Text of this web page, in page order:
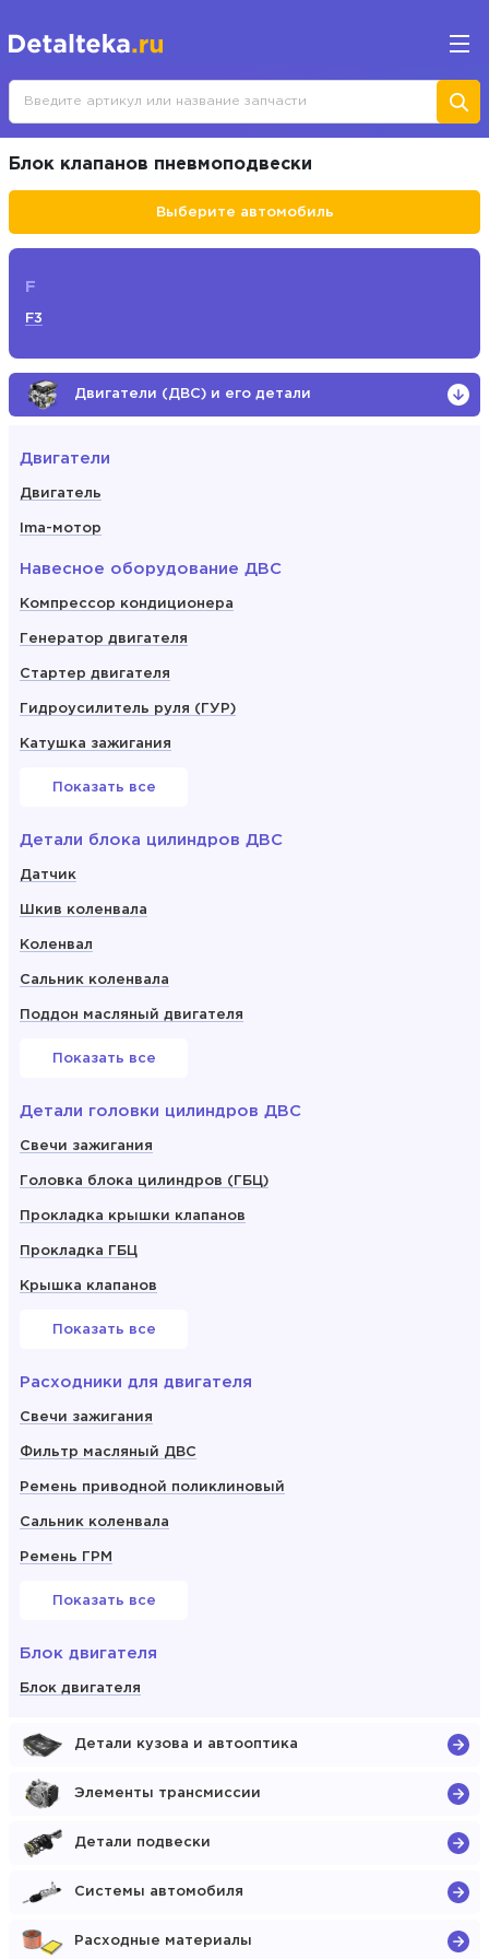
Блок клапанов пневмоподвески
Выберите автомобиль
F
F3
Двигатели (ДВС) и его детали
Двигатели
Двигатель
Ima-мотор
Навесное оборудование ДВС
Компрессор кондиционера
Генератор двигателя
Стартер двигателя
Гидроусилитель руля (ГУР)
Катушка зажигания
Показать все
Детали блока цилиндров ДВС
Датчик
Шкив коленвала
Коленвал
Сальник коленвала
Поддон масляный двигателя
Показать все
Детали головки цилиндров ДВС
Свечи зажигания
Головка блока цилиндров (ГБЦ)
Прокладка крышки клапанов
Прокладка ГБЦ
Крышка клапанов
Показать все
Расходники для двигателя
Свечи зажигания
Фильтр масляный ДВС
Ремень приводной поликлиновый
Сальник коленвала
Ремень ГРМ
Показать все
Блок двигателя
Блок двигателя
Детали кузова и автооптика
Элементы трансмиссии
Детали подвески
Системы автомобиля
Расходные материалы